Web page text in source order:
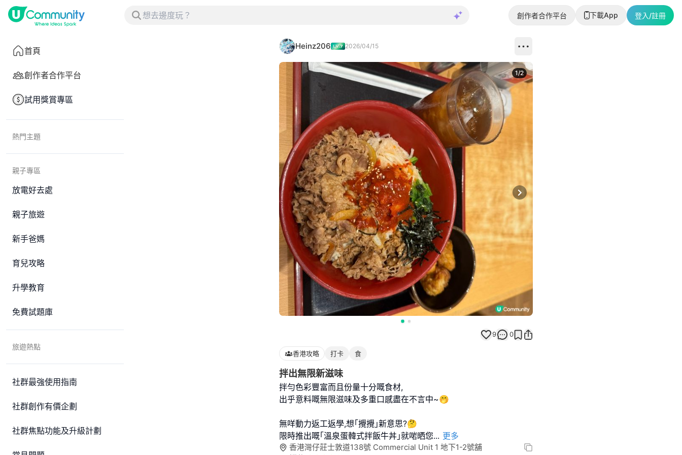
創作者合作平台 下載App 登入/註冊
首頁
創作者合作平台
試用獎賞專區
熱門主題
親子專區
放電好去處
親子旅遊
新手爸媽
育兒攻略
升學教育
免費試題庫
旅遊熱點
社群最強使用指南
社群創作有價企劃
社群焦點功能及升級計劃
Heinz206 2026/04/15
Next slide
1/2
9 0
香港攻略 打卡 食
拌出無限新滋味
拌勻色彩豐富而且份量十分嘅食材,
出乎意料嘅無限滋味及多重口感盡在不言中~🤭
無咩動力返工返學,想｢攪攪｣新意思?🤔
限時推出嘅｢溫泉蛋韓式拌飯牛丼｣就啱晒您... 更多
香港灣仔莊士敦道138號 Commercial Unit 1 地下1-2號舖